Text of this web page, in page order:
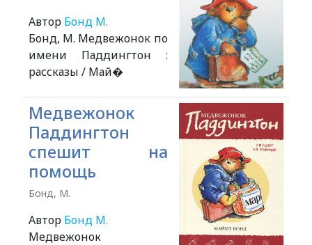
Автор Бонд М.
Бонд, М. Медвежонок по
имени Паддингтон :
рассказы / Май�
Медвежонок
Паддингтон
спешит на
помощь
Бонд, М.
Автор Бонд М.
Медвежонок